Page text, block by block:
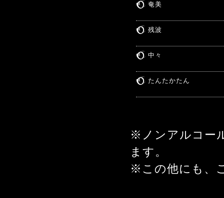
奄美
残波
中々
たんたかたん
※ノンアルコー
ます。
※この他にも、